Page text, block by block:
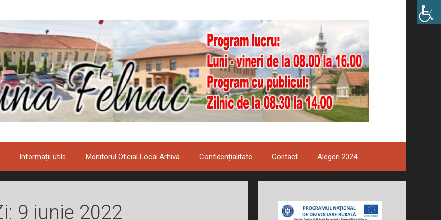
Informații utile Monitorul Oficial Local Arhiva Confidențialitate Contact Alegeri 2024
9 iunie 2022